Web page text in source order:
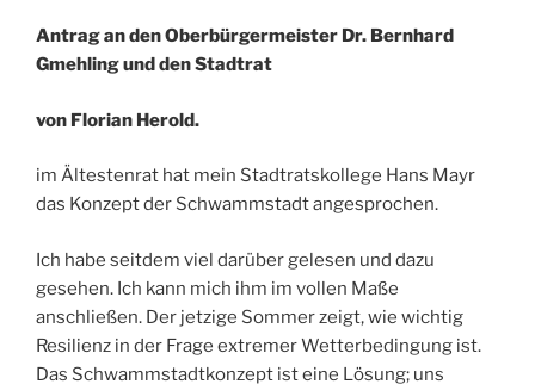
Antrag an den Oberbürgermeister Dr. Bernhard
Gmehling und den Stadtrat
von Florian Herold.
im Ältestenrat hat mein Stadtratskollege Hans Mayr
das Konzept der Schwammstadt angesprochen.
Ich habe seitdem viel darüber gelesen und dazu
gesehen. Ich kann mich ihm im vollen Maße
anschließen. Der jetzige Sommer zeigt, wie wichtig
Resilienz in der Frage extremer Wetterbedingung ist.
Das Schwammstadtkonzept ist eine Lösung; uns